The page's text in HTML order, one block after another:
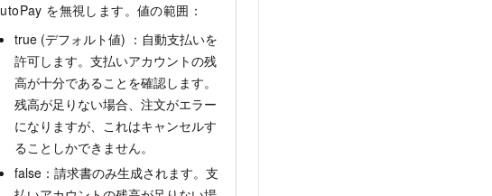
を無視します。値の範囲：
true (デフォルト値) ：自動支払いを
許可します。支払いアカウントの残
高が十分であることを確認します。
残高が足りない場合、注文がエラー
になりますが、これはキャンセルす
ることしかできません。
false：請求書のみ生成されます。支